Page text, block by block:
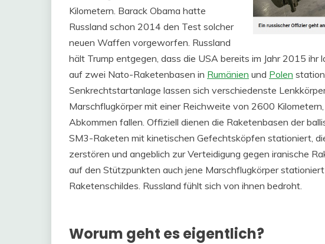
Kilometern. Barack Obama hatte
Russland schon 2014 den Test solcher
neuen Waffen vorgeworfen. Russland
hält Trump entgegen, dass die USA bereits im Jahr 2015
auf zwei Nato-Raketenbasen in Rumänien und Polen
Senkrechtstartanlage lassen sich verschiedenste
Marschflugkörper mit einer Reichweite von 2600
Abkommen fallen. Offiziell dienen die Raketenbasen der
SM3-Raketen mit kinetischen Gefechtsköpfen stationiert,
zerstören und angeblich zur Verteidigung gegen iranische
auf den Stützpunkten auch jene Marschflugkörper
Raketenschildes. Russland fühlt sich von ihnen bedroht.
Worum geht es eigentlich?